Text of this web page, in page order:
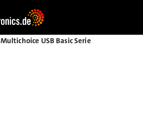
Multichoice USB Basic Serie